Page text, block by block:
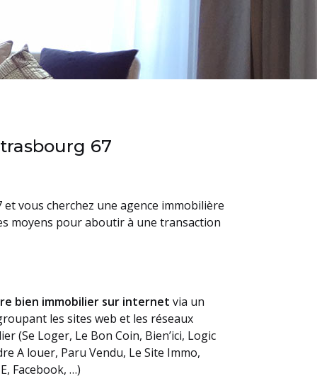
67
vous cherchez une agence immobilière
moyens pour aboutir à une transaction
bien immobilier sur internet via un
les sites web et les réseaux
(Se Loger, Le Bon Coin, Bien’ici, Logic
A louer, Paru Vendu, Le Site Immo,
Facebook, …)